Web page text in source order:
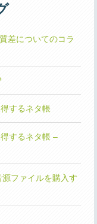
差についてのコラ
するネタ帳
するネタ帳 –
ファイルを購入す